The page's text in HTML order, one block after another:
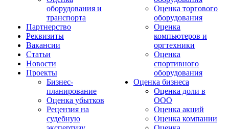
оборудования и
транспорта
Партнерство
Реквизиты
Вакансии
Статьи
Новости
Проекты
Бизнес-
планирование
Оценка убытков
Рецензия на
судебную
Оценка торгового
оборудования
Оценка
компьютеров и
оргтехники
Оценка
спортивного
оборудования
Оценка бизнеса
Оценка доли в
ООО
Оценка акций
Оценка компании